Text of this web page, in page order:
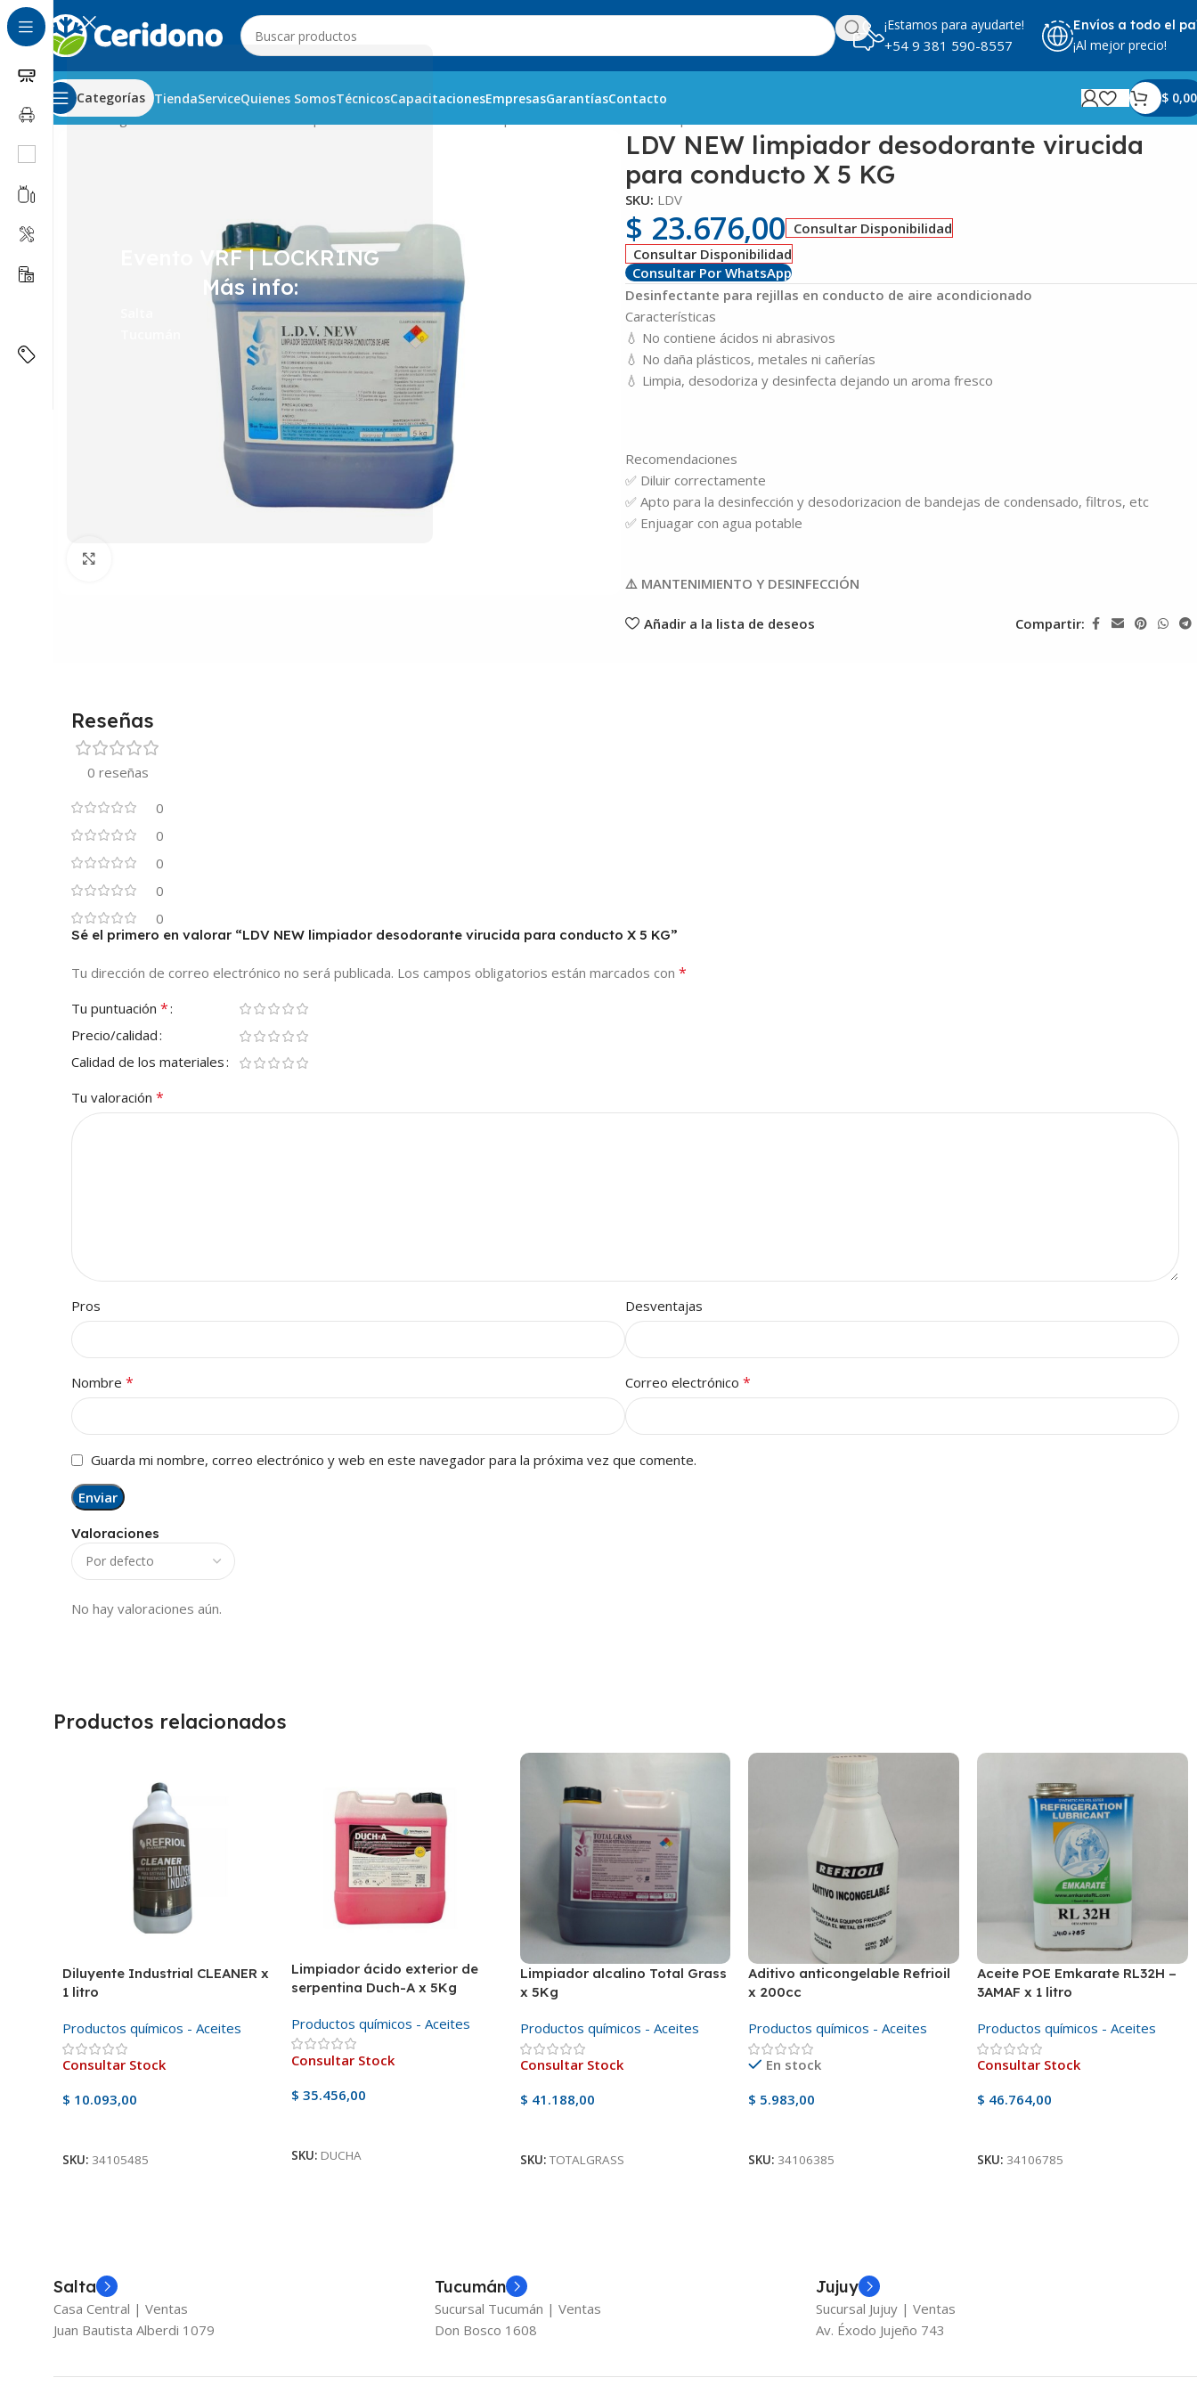
Evento VRF | LOCKRING
Más info:
¡Estamos para ayudarte!
+54 9 381 590-8557
Envíos a todo el
¡Al mejor precio!
Categorías TiendaServiceQuienes SomosTécnicosCapacitacionesEmpresasGarantíasContacto $ 0,00
Inicio Refrigeración Comercial
LDV NEW limpiador desodorante virucida
para conducto X 5 KG
SKU: LDV
$ 23.676,00 Consultar Disponibilidad
Consultar Disponibilidad
Consultar Por WhatsApp
Desinfectante para rejillas en conducto de aire acondicionado
Características
💧 No contiene ácidos ni abrasivos
💧 No daña plásticos, metales ni cañerías
💧 Limpia, desodoriza y desinfecta dejando un aroma fresco
Recomendaciones
✅ Diluir correctamente
✅ Apto para la desinfección y desodorizacion de bandejas de condensado, filtros, etc
✅ Enjuagar con agua potable
⚠️ MANTENIMIENTO Y DESINFECCIÓN
Añadir a la lista de deseos Compartir:
Reseñas
0 reseñas
0
0
0
0
0
Valoraciones
No hay valoraciones aún.
Sé el primero en valorar “LDV NEW limpiador desodorante virucida para conducto X 5 KG”
Tu dirección de correo electrónico no será publicada. Los campos obligatorios están marcados con *
Tu puntuación *
Precio/calidad
Calidad de los materiales
Tu valoración *
Pros Desventajas
Nombre * Correo electrónico *
Guarda mi nombre, correo electrónico y web en este navegador para la próxima vez que comente.
Productos relacionados
Diluyente Industrial CLEANER x
1 litro
Productos químicos - Aceites
Consultar Stock
$ 10.093,00
SKU: 34105485
Limpiador ácido exterior de
serpentina Duch-A x 5Kg
Productos químicos - Aceites
Consultar Stock
$ 35.456,00
SKU: DUCHA
Limpiador alcalino Total Grass
x 5Kg
Productos químicos - Aceites
Consultar Stock
$ 41.188,00
SKU: TOTALGRASS
Aditivo anticongelable Refrioil
x 200cc
Productos químicos - Aceites
En stock
$ 5.983,00
SKU: 34106385
Aceite POE Emkarate RL32H –
3AMAF x 1 litro
Productos químicos - Aceites
Consultar Stock
$ 46.764,00
SKU: 34106785
Salta
Casa Central | Ventas
Juan Bautista Alberdi 1079
Tucumán
Sucursal Tucumán | Ventas
Don Bosco 1608
Jujuy
Sucursal Jujuy | Ventas
Av. Éxodo Jujeño 743